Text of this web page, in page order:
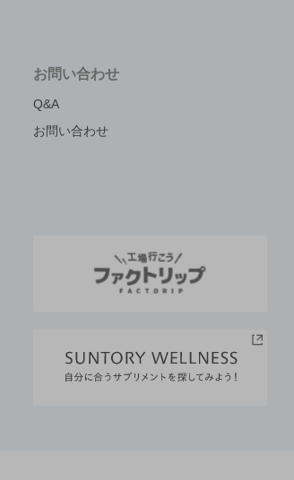
お問い合わせ
Q&A
お問い合わせ